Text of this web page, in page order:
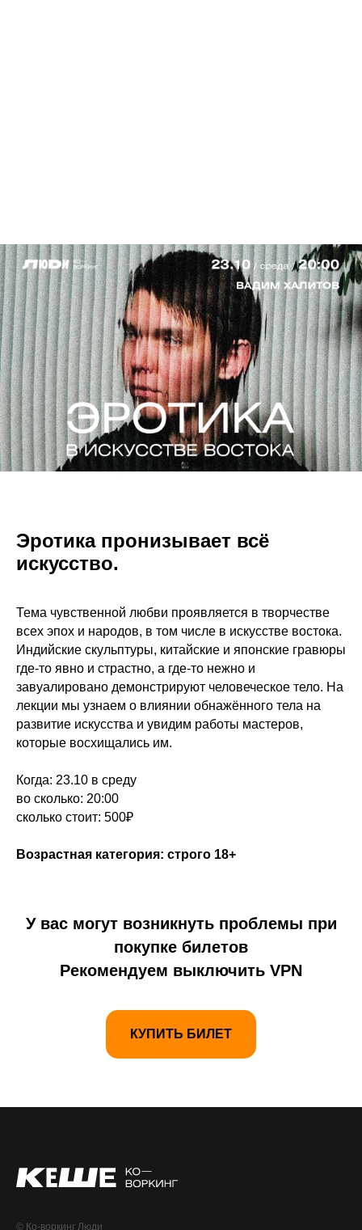
Эротика пронизывает всё
искусство.
Тема чувственной любви проявляется в творчестве
всех эпох и народов, в том числе в искусстве востока.
Индийские скульптуры, китайские и японские гравюры
где-то явно и страстно, а где-то нежно и
завуалировано демонстрируют человеческое тело. На
лекции мы узнаем о влиянии обнажённого тела на
развитие искусства и увидим работы мастеров,
которые восхищались им.
Когда: 23.10 в среду
во сколько: 20:00
сколько стоит: 500₽
Возрастная категория: строго 18+
У вас могут возникнуть проблемы при
покупке билетов
Рекомендуем выключить VPN
КУПИТЬ БИЛЕТ
© Ко-воркинг Люди